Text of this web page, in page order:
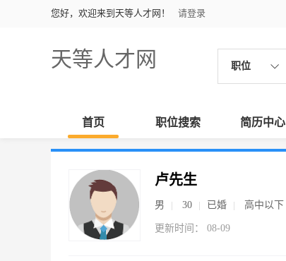
您好，欢迎来到天等人才网！ 请登录
天等人才网 职位
首页 职位搜索 简历中心
卢先生
男 30 已婚 高中以下
更新时间： 08-09